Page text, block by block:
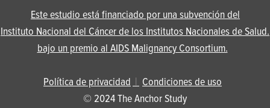
Este estudio está financiado por una subvención del
Instituto Nacional del Cáncer de los Institutos Nacionales de Salud.
bajo un premio al AIDS Malignancy Consortium.
Política de privacidad
Condiciones de uso
© 2024 The Anchor Study